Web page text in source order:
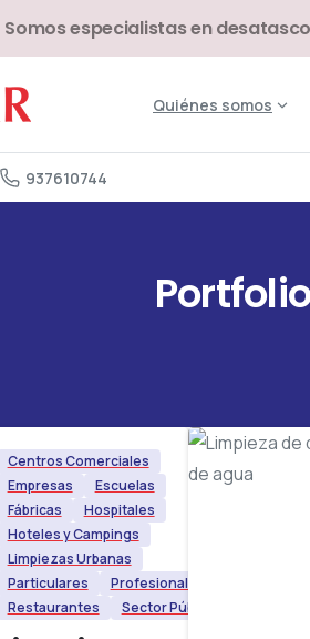
Somos especialistas en
Quiénes somos
937610744
Portfolio
Centros Comerciales
Empresas
Escuelas
Fábricas
Hospitales
Hoteles y Campings
Limpiezas Urbanas
Particulares
Profesionales
Restaurantes
Sector Público